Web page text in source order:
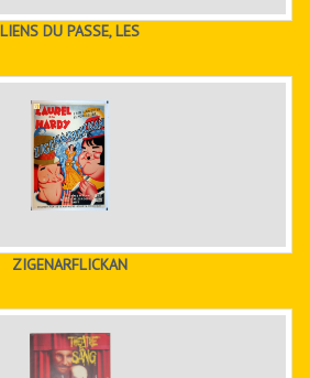
LIENS DU PASSE, LES
ZIGENARFLICKAN